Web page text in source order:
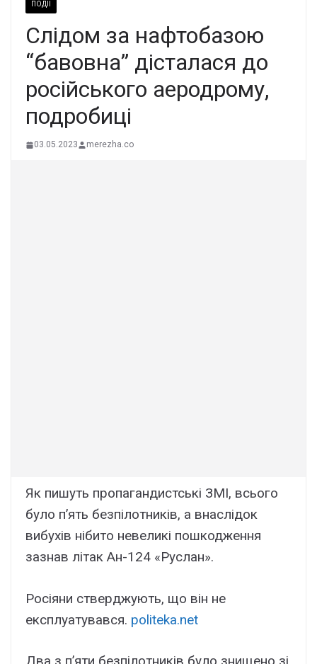
ПОДІЇ
Слідом за нафтобазою
“бавовна” дісталася до
російського аеродрому,
подробиці
03.05.2023 merezha.co
Як пишуть пропагандистські ЗМІ, всього
було п’ять безпілотників, а внаслідок
вибухів нібито невеликі пошкодження
зазнав літак Ан-124 «Руслан».
Росіяни стверджують, що він не
експлуатувався. politeka.net